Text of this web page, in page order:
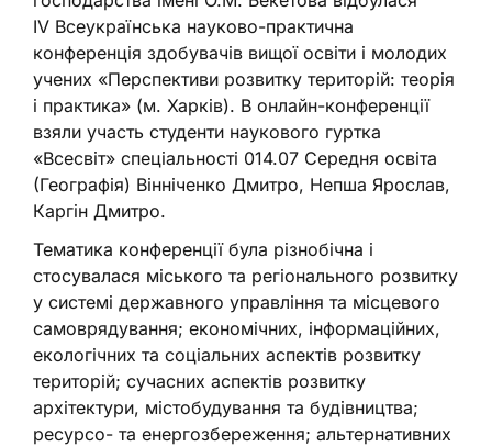
IV Всеукраїнська науково-практична
конференція здобувачів вищої освіти і молодих
учених «Перспективи розвитку територій: теорія
і практика» (м. Харків). В онлайн-конференції
взяли участь студенти наукового гуртка
«Всесвіт» спеціальності 014.07 Середня освіта
(Географія) Вінніченко Дмитро, Непша Ярослав,
Каргін Дмитро.
Тематика конференції була різнобічна і
стосувалася міського та регіонального розвитку
у системі державного управління та місцевого
самоврядування; економічних, інформаційних,
екологічних та соціальних аспектів розвитку
територій; сучасних аспектів розвитку
архітектури, містобудування та будівництва;
ресурсо- та енергозбереження; альтернативних